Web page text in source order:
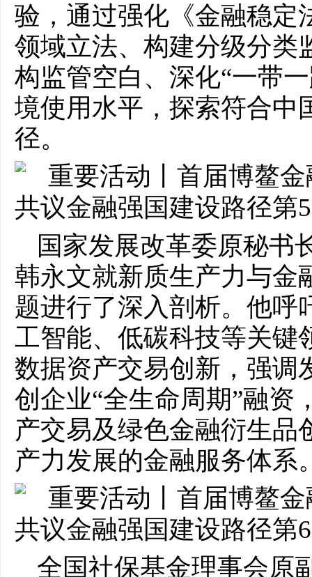
验，通过强化《金融稳定
领域立法、构建分级分类
构监管空白、深化“一带
境使用水平，探索符合中
径。
国家发展改革委原秘书
韩永文就新质生产力与金
题进行了深入剖析。他呼
工智能、低碳科技等关键
数据资产交易创新，强调
创企业“全生命周期”融资
产交易及绿色金融衍生品
产力发展的金融服务体系
全国社保基金理事会原